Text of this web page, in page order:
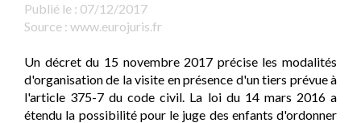
Publié le : 07/12/2017
Source : www.eurojuris.fr
Un décret du 15 novembre 2017 précise les modalités
d'organisation de la visite en présence d'un tiers prévue à
l'article 375-7 du code civil. La loi du 14 mars 2016 a
étendu la possibilité pour le juge des enfants d'ordonner